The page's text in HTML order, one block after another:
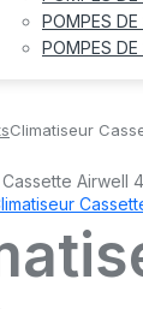
POMPES DE
POMPES DE
Climatiseur